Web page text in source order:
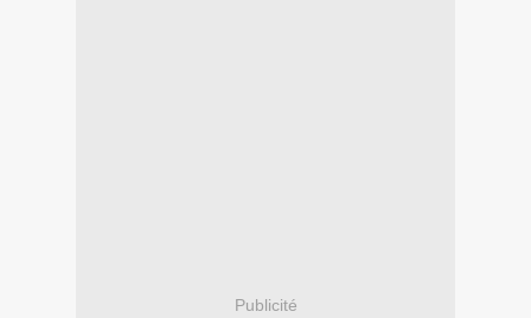
Publicité